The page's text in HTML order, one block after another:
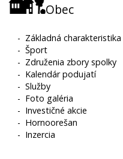
Obec
- Základná charakteristika
-Šport
- Združenia zbory spolky
- Kalendár podujatí
-Služby
- Foto galéria
- Investičné akcie
- Hornoorešan
- Inzercia